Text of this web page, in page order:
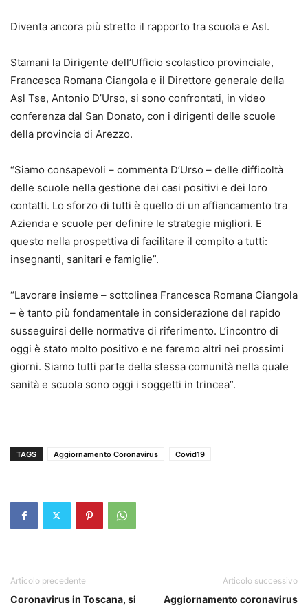
Diventa ancora più stretto il rapporto tra scuola e Asl.
Stamani la Dirigente dell’Ufficio scolastico provinciale,
Francesca Romana Ciangola e il Direttore generale della
Asl Tse, Antonio D’Urso, si sono confrontati, in video
conferenza dal San Donato, con i dirigenti delle scuole
della provincia di Arezzo.
“Siamo consapevoli – commenta D’Urso – delle difficoltà
delle scuole nella gestione dei casi positivi e dei loro
contatti. Lo sforzo di tutti è quello di un affiancamento tra
Azienda e scuole per definire le strategie migliori. E
questo nella prospettiva di facilitare il compito a tutti:
insegnanti, sanitari e famiglie”.
“Lavorare insieme – sottolinea Francesca Romana Ciangola
– è tanto più fondamentale in considerazione del rapido
susseguirsi delle normative di riferimento. L’incontro di
oggi è stato molto positivo e ne faremo altri nei prossimi
giorni. Siamo tutti parte della stessa comunità nella quale
sanità e scuola sono oggi i soggetti in trincea”.
TAGS Aggiornamento Coronavirus Covid19
Articolo precedente
Coronavirus in Toscana, si
Articolo successivo
Aggiornamento coronavirus